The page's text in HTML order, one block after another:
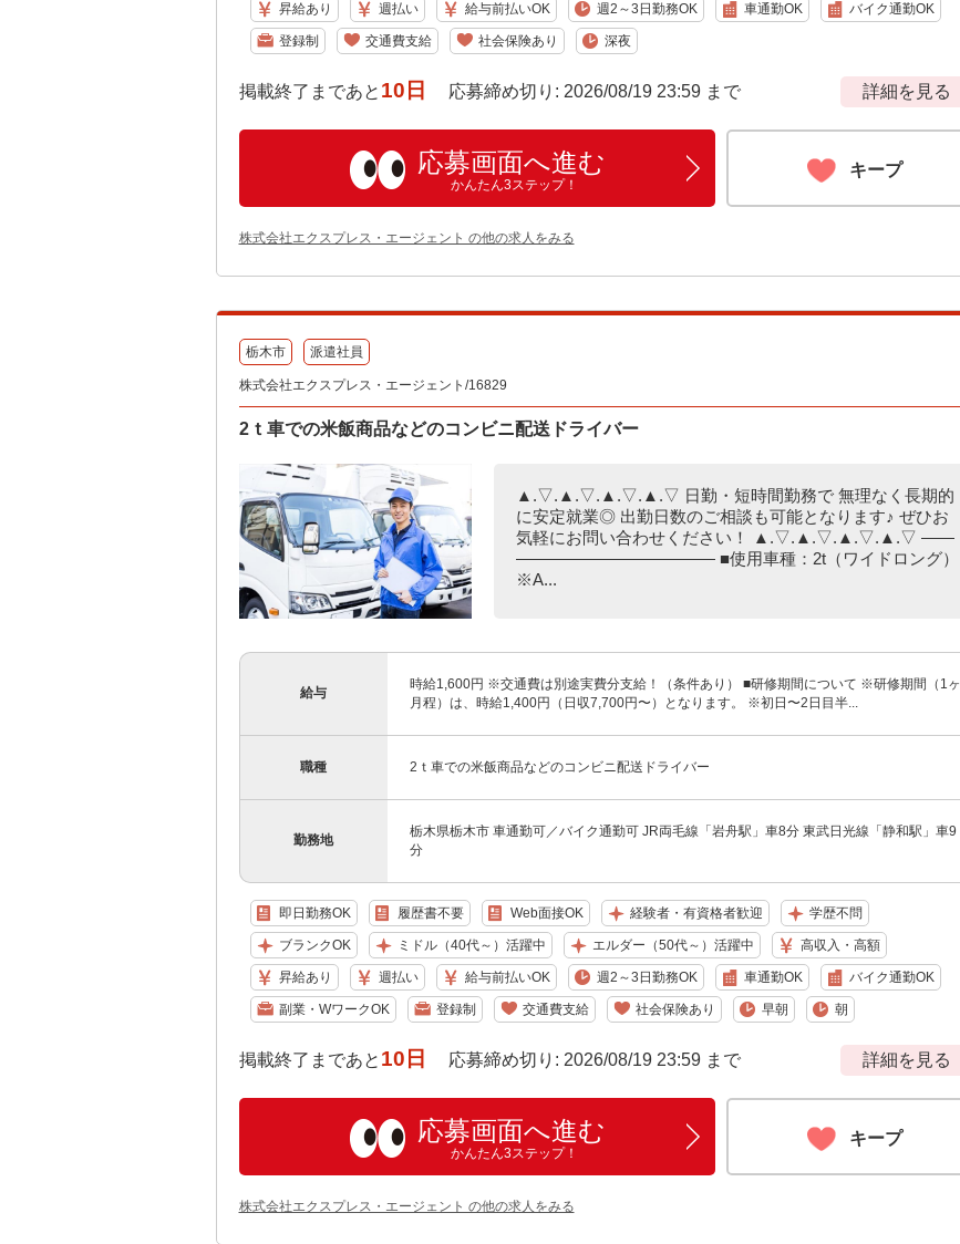
昇給あり 週払い 給与前払いOK 週2～3日勤務OK 車通勤OK バイク通勤OK
登録制 交通費支給 社会保険あり 深夜
掲載終了まであと 10日 応募締め切り: 2026/08/19 23:59 まで 詳細を見る
応募画面へ進む
かんたん3ステップ！
キープ
株式会社エクスプレス・エージェント の他の求人をみる
栃木市 派遣社員
株式会社エクスプレス・エージェント/16829
2ｔ車での米飯商品などのコンビニ配送ドライバー
▲.▽.▲.▽.▲.▽.▲.▽ 日勤・短時間勤務で 無理なく長期的
に安定就業◎ 出勤日数のご相談も可能となります♪ ぜひお
気軽にお問い合わせください！ ▲.▽.▲.▽.▲.▽.▲.▽ ――
―――――――――――― ■使用車種：2t（ワイドロング）
※A...
給与
時給1,600円 ※交通費は別途実費分支給！（条件あり） ■研修期間について ※研修期間（1ヶ
月程）は、時給1,400円（日収7,700円〜）となります。 ※初日〜2日目半...
職種 2ｔ車での米飯商品などのコンビニ配送ドライバー
勤務地
栃木県栃木市 車通勤可／バイク通勤可 JR両毛線「岩舟駅」車8分 東武日光線「静和駅」車9
分
即日勤務OK 履歴書不要 Web面接OK 経験者・有資格者歓迎 学歴不問
ブランクOK ミドル（40代～）活躍中 エルダー（50代～）活躍中 高収入・高額
昇給あり 週払い 給与前払いOK 週2～3日勤務OK 車通勤OK バイク通勤OK
副業・WワークOK 登録制 交通費支給 社会保険あり 早朝 朝
掲載終了まであと 10日 応募締め切り: 2026/08/19 23:59 まで 詳細を見る
応募画面へ進む
かんたん3ステップ！
キープ
株式会社エクスプレス・エージェント の他の求人をみる